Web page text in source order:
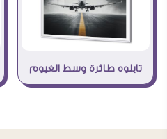
تابلوه طائرة وسط الغيوم